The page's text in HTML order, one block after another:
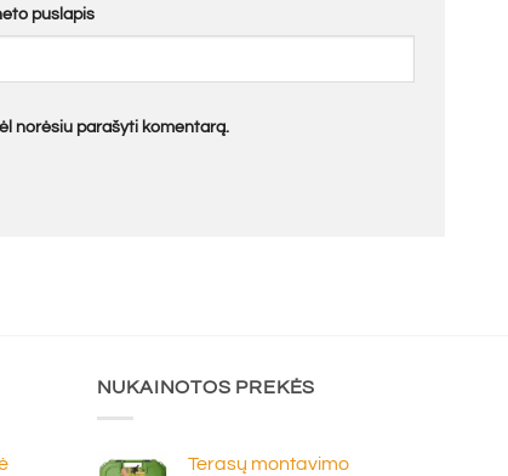
puslapis
norėsiu parašyti komentarą.
NUKAINOTOS PREKĖS
Terasų montavimo